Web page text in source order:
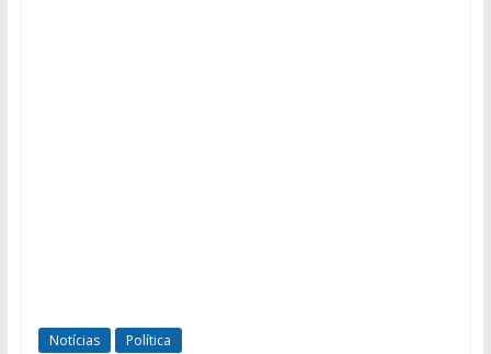
Notícias Política